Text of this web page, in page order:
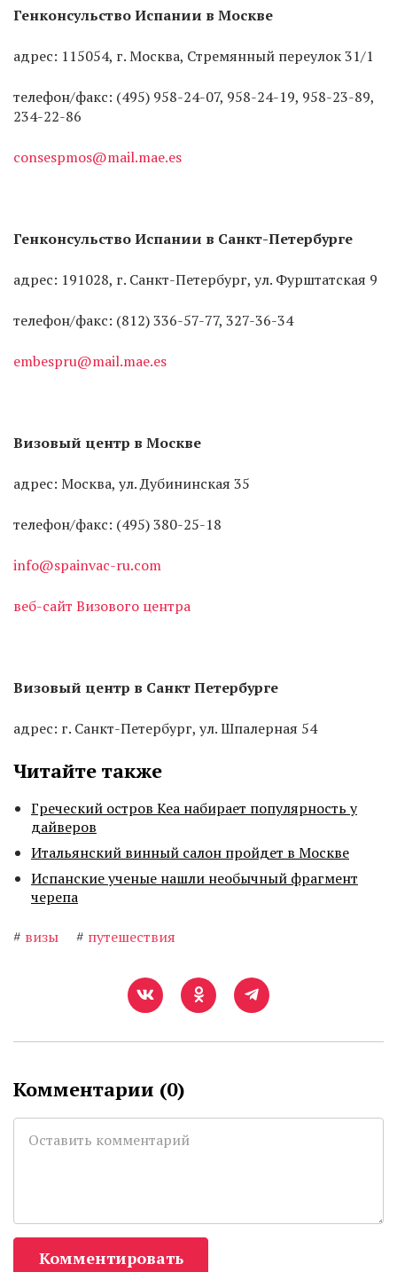
Генконсульство Испании в Москве
адрес: 115054, г. Москва, Стремянный переулок 31/1
телефон/факс: (495) 958-24-07, 958-24-19, 958-23-89,
234-22-86
consespmos@mail.mae.es
Генконсульство Испании в Санкт-Петербурге
адрес: 191028, г. Санкт-Петербург, ул. Фурштатская 9
телефон/факс: (812) 336-57-77, 327-36-34
embespru@mail.mae.es
Визовый центр в Москве
адрес: Москва, ул. Дубининская 35
телефон/факс: (495) 380-25-18
info@spainvac-ru.com
веб-сайт Визового центра
Визовый центр в Санкт Петербурге
адрес: г. Санкт-Петербург, ул. Шпалерная 54
Читайте также
Греческий остров Кеа набирает популярность у
дайверов
Итальянский винный салон пройдет в Москве
Испанские ученые нашли необычный фрагмент
черепа
# визы # путешествия
Комментарии (0)
Комментировать